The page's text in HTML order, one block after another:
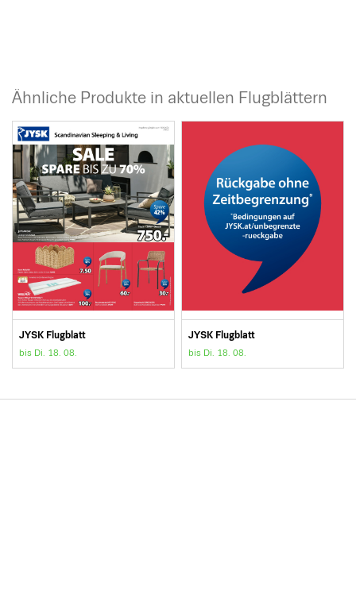
Ähnliche Produkte in aktuellen Flugblättern
JYSK Flugblatt
bis Di. 18. 08.
JYSK Flugblatt
bis Di. 18. 08.